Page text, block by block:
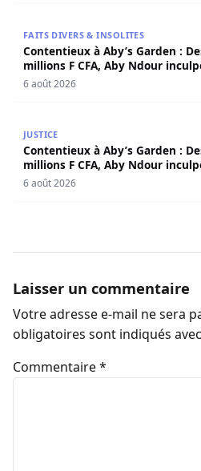
FAITS DIVERS & INSOLITES
Contentieux à Aby’s Garden :
millions F CFA, Aby Ndour
sociaux
6 août 2026
JUSTICE
Contentieux à Aby’s Garden :
millions F CFA, Aby Ndour
sociaux
6 août 2026
Laisser un commentaire
Votre adresse e-mail ne sera
obligatoires sont indiqués avec
Commentaire*